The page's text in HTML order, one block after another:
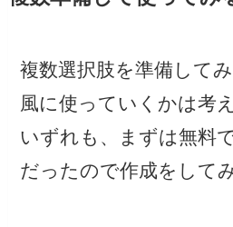
複数選択肢を準備して
風に使っていくかは考
いずれも、まずは無料
だったので作成をして